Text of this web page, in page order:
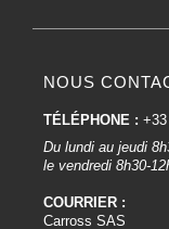
NOUS
TÉLÉPHONE :
Du lundi au jeudi
le vendredi 8h30-
COURRIER :
Carross SAS